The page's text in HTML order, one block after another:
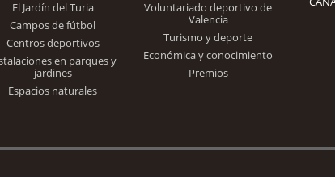
El Jardín del Turia
Campos de fútbol
Centros deportivos
en parques y
jardines
Espacios naturales
Voluntariado deportivo de
Valencia
Turismo y deporte
Económica y conocimiento
Premios